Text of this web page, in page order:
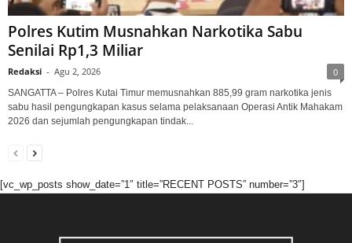
Polres Kutim Musnahkan Narkotika Sabu
Senilai Rp1,3 Miliar
Redaksi - Agu 2, 2026 0
SANGATTA – Polres Kutai Timur memusnahkan 885,99 gram narkotika jenis
sabu hasil pengungkapan kasus selama pelaksanaan Operasi Antik Mahakam
2026 dan sejumlah pengungkapan tindak...
[vc_wp_posts show_date=”1″ title=”RECENT POSTS” number=”3″]